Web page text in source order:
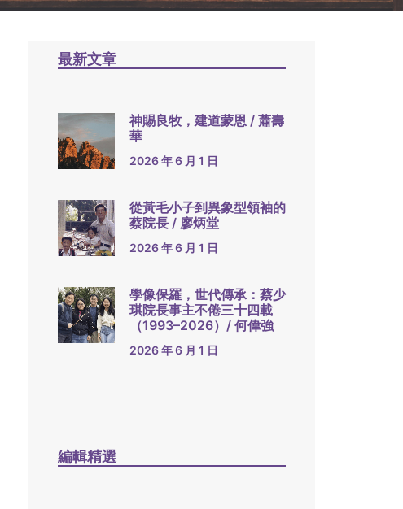
最新文章
神賜良牧，建道蒙恩 / 蕭壽
華
2026 年 6 月 1 日
從黃毛小子到異象型領袖的
蔡院長 / 廖炳堂
2026 年 6 月 1 日
學像保羅，世代傳承：蔡少
琪院長事主不倦三十四載
（1993–2026）/ 何偉強
2026 年 6 月 1 日
編輯精選